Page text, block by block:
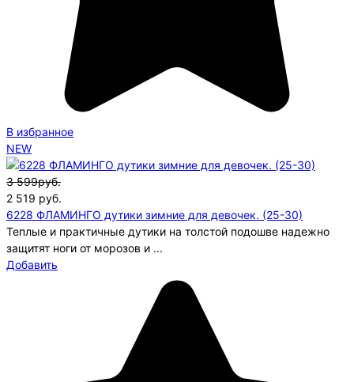
В избранное
NEW
3 599руб.
2 519 руб.
6228 ФЛАМИНГО дутики зимние для девочек. (25-30)
Теплые и практичные дутики на толстой подошве надежно
защитят ноги от морозов и ...
Добавить